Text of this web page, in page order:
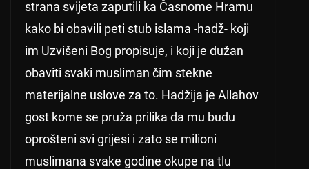
strana svijeta zaputili ka Časnome Hramu
kako bi obavili peti stub islama -hadž- koji
im Uzvišeni Bog propisuje, i koji je dužan
obaviti svaki musliman čim stekne
materijalne uslove za to. Hadžija je Allahov
gost kome se pruža prilika da mu budu
oprošteni svi grijesi i zato se milioni
muslimana svake godine okupe na tlu